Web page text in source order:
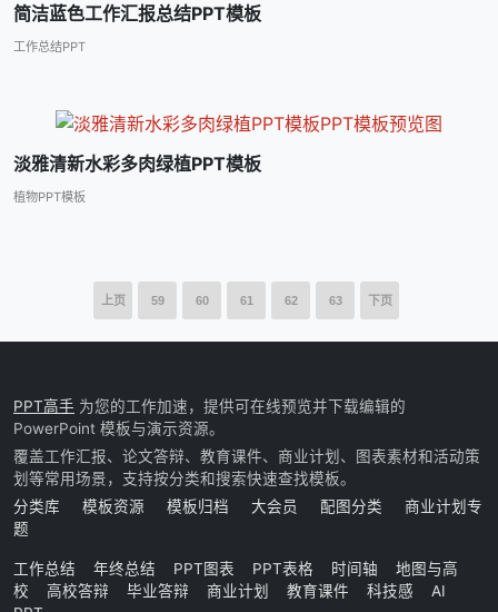
简洁蓝色工作汇报总结PPT模板
工作总结PPT
淡雅清新水彩多肉绿植PPT模板
植物PPT模板
上页 59 60 61 62 63 下页
PPT高手 为您的工作加速，提供可在线预览并下载编辑的
PowerPoint 模板与演示资源。
覆盖工作汇报、论文答辩、教育课件、商业计划、图表素材和活动策
划等常用场景，支持按分类和搜索快速查找模板。
分类库
模板资源 模板归档 大会员 配图分类
商业计划专
题
工作总结 年终总结 PPT图表 PPT表格 时间轴
地图与高
校
高校答辩 毕业答辩 商业计划 教育课件 科技感
AI